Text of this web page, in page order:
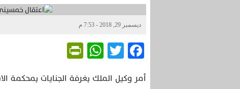
ديسمبر 29, 2018 - 7:53 م
Facebook
Twitter
WhatsApp
أمر وكيل الملك بغرفة الجنايات بمحكمة